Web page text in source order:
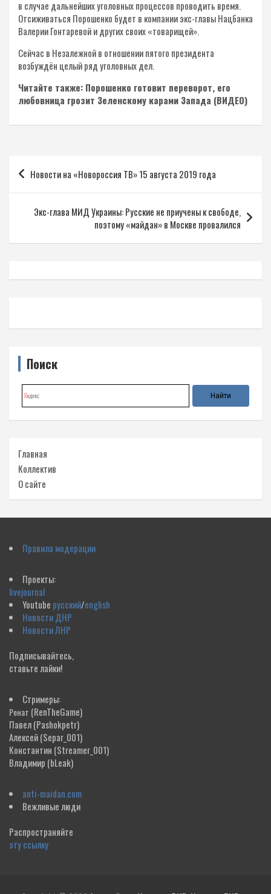
в случае дальнейших уголовных процессов проводить время.
Отсиживаться Порошенко будет в компании экс-главы Нацбанка
Валерии Гонтаревой и других своих «товарищей».
Сейчас в Незалежной в отношении пятого президента
возбуждён целый ряд уголовных дел.
Читайте также: Порошенко готовит переворот, его
любовница грозит Зеленскому карами Запада (ВИДЕО)
Навигация
по
записям
Новости на «Новороссия ТВ» 15 августа 2019 года
Экс-глава МИД Украины: Русские не приучены к свободе,
поэтому «майдан» в Москве провалился
Поиск
Главная
Коллектив
О сайте
Правила модерации
Проекты:
livejournal
Youtube русский/english
Новости ДНР
Новости ЛНР
Подписывайтесь,
ставьте лайки!
Стримеры:
Ренат (RenTheGame)
Павел(Pashokpetr)
Алексей(Separ_001)
Константин (Streamer_001)
Владимир (bLeak)
anti-maidan.com
Вежливые люди
Распространяйте
эту ссылку